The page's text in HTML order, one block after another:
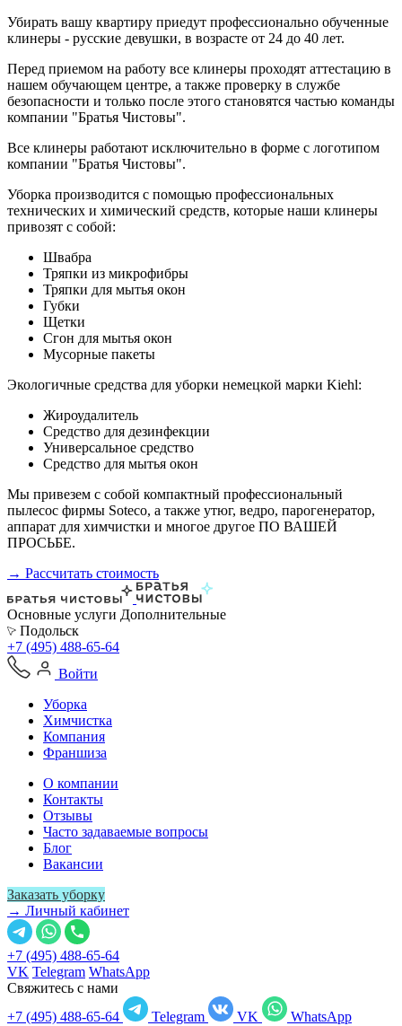
Убирать вашу квартиру приедут профессионально обученные
клинеры - русские девушки, в возрасте от 24 до 40 лет.
Перед приемом на работу все клинеры проходят аттестацию в
нашем обучающем центре, а также проверку в службе
безопасности и только после этого становятся частью команды
компании "Братья Чистовы".
Все клинеры работают исключительно в форме с логотипом
компании "Братья Чистовы".
Уборка производится с помощью профессиональных
технических и химический средств, которые наши клинеры
привозят с собой:
Швабра
Тряпки из микрофибры
Тряпки для мытья окон
Губки
Щетки
Сгон для мытья окон
Мусорные пакеты
Экологичные средства для уборки немецкой марки Kiehl:
Жироудалитель
Средство для дезинфекции
Универсальное средство
Средство для мытья окон
Мы привезем с собой компактный профессиональный
пылесос фирмы Soteco, а также утюг, ведро, парогенератор,
аппарат для химчистки и многое другое ПО ВАШЕЙ
ПРОСЬБЕ.
→ Рассчитать стоимость
Основные услуги Дополнительные
Подольск
+7 (495) 488-65-64
Войти
Уборка
Химчистка
Компания
Франшиза
О компании
Контакты
Отзывы
Часто задаваемые вопросы
Блог
Вакансии
Заказать уборку
→ Личный кабинет
+7 (495) 488-65-64
VK Telegram WhatsApp
Свяжитесь с нами
+7 (495) 488-65-64
Telegram VK
WhatsApp